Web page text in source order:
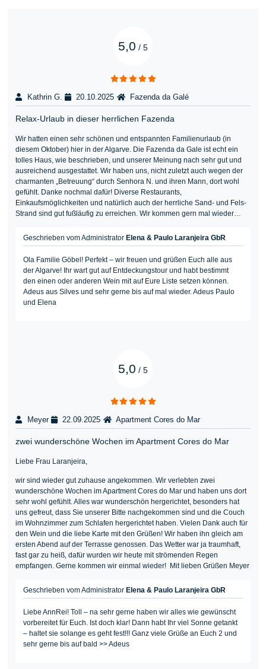
5,0 / 5
Kathrin G. 20.10.2025 Fazenda da Galé
Relax-Urlaub in dieser herrlichen Fazenda
Wir hatten einen sehr schönen und entspannten Familienurlaub (in
diesem Oktober) hier in der Algarve. Die Fazenda da Gale ist echt ein
tolles Haus, wie beschrieben, und unserer Meinung nach sehr gut und
ausreichend ausgestattet. Wir haben uns, nicht zuletzt auch wegen der
charmanten „Betreuung“ durch Senhora N. und ihren Mann, dort wohl
gefühlt. Danke nochmal dafür! Diverse Restaurants,
Einkaufsmöglichkeiten und natürlich auch der herrliche Sand- und Fels-
Strand sind gut fußläufig zu erreichen. Wir kommen gern mal wieder…
Geschrieben vom Administrator Elena & Paulo Laranjeira GbR
Ola Familie Göbel! Perfekt – wir freuen und grüßen Euch alle aus
der Algarve! Ihr wart gut auf Entdeckungstour und habt bestimmt
den einen oder anderen Wein mit auf Eure Liste setzen können.
Adeus aus Silves und sehr gerne bis auf mal wieder. Adeus Paulo
und Elena
5,0 / 5
Meyer 22.09.2025 Apartment Cores do Mar
zwei wunderschöne Wochen im Apartment Cores do Mar
Liebe Frau Laranjeira,
wir sind wieder gut zuhause angekommen. Wir verlebten zwei
wunderschöne Wochen im Apartment Cores do Mar und haben uns dort
sehr wohl gefühlt. Alles war wunderschön hergerichtet, besonders hat
uns gefreut, dass Sie unserer Bitte nachgekommen sind und die Couch
im Wohnzimmer zum Schlafen hergerichtet haben. Vielen Dank auch für
den Wein und die liebe Karte mit den Grüßen! Wir haben ihn gleich am
ersten Abend auf der Terrasse genossen. Das Wetter war ja traumhaft,
fast gar zu heiß, dafür wurden wir heute mit strömenden Regen
empfangen. Gerne kommen wir einmal wieder! Mit lieben Grüßen Meyer
Geschrieben vom Administrator Elena & Paulo Laranjeira GbR
Liebe AnnRei! Toll – na sehr gerne haben wir alles wie gewünscht
vorbereitet für Euch. Ist doch klar! Dann habt Ihr viel Sonne getankt
– haltet sie solange es geht fest!!! Ganz viele Grüße an Euch 2 und
sehr gerne bis auf bald >> Adeus